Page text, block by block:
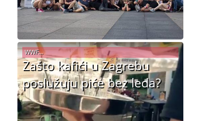
Zašto kafići u Zagrebu
poslužuju piće bez leda?
WWF...